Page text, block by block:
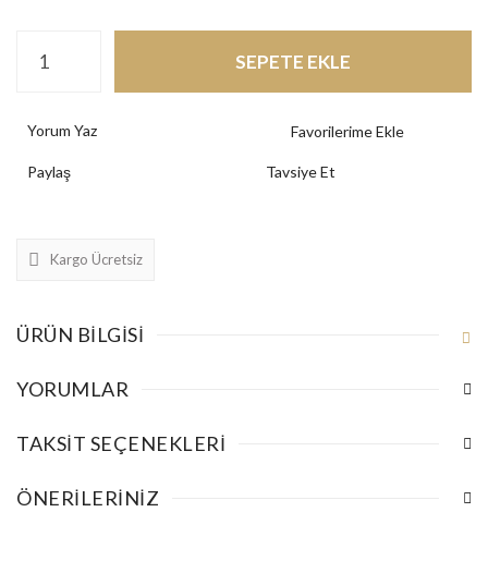
SEPETE EKLE
Yorum Yaz
Paylaş Tavsiye Et
Kargo Ücretsiz
ÜRÜN BILGISI
YORUMLAR
TAKSIT SEÇENEKLERI
ÖNERILERINIZ